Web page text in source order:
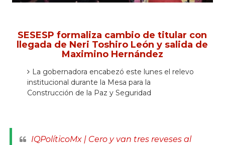
SESESP formaliza cambio de titular con
llegada de Neri Toshiro León y salida de
Maximino Hernández
La gobernadora encabezó este lunes el relevo
institucional durante la Mesa para la
Construcción de la Paz y Seguridad
IQPolíticoMx | Cero y van tres reveses al